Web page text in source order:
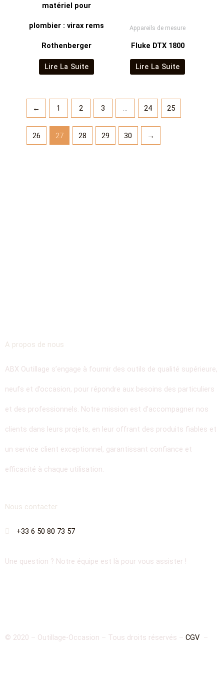
matériel pour
plombier : virax rems
Rothenberger
Lire La Suite
Appareils de mesure
Fluke DTX 1800
Lire La Suite
← 1 2 3 … 24 25
26 27 28 29 30 →
A propos de nous
ABX Outillage s’engage à fournir des outils de qualité supérieure,
neufs et d’occasion, pour répondre aux besoins des particuliers
et des professionnels. Notre mission est d’accompagner nos
clients dans leurs projets, en leur offrant des produits fiables et
un service client exceptionnel, garantissant confiance et
efficacité à chaque utilisation.
Nous contacter
+33 6 50 80 73 57
Une question ? Notre équipe est là pour vous assister !
© 2020 – Outillage-Occasion – Tous droits réservés – CGV –